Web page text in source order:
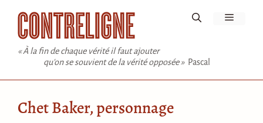
contenu
« À la fin de chaque vérité il faut ajouter
qu'on se souvient de la vérité opposée » Pascal
Menu
Chet Baker, personnage